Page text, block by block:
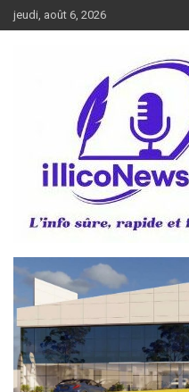
Aller
au
jeudi, août 6, 2026
illiconews